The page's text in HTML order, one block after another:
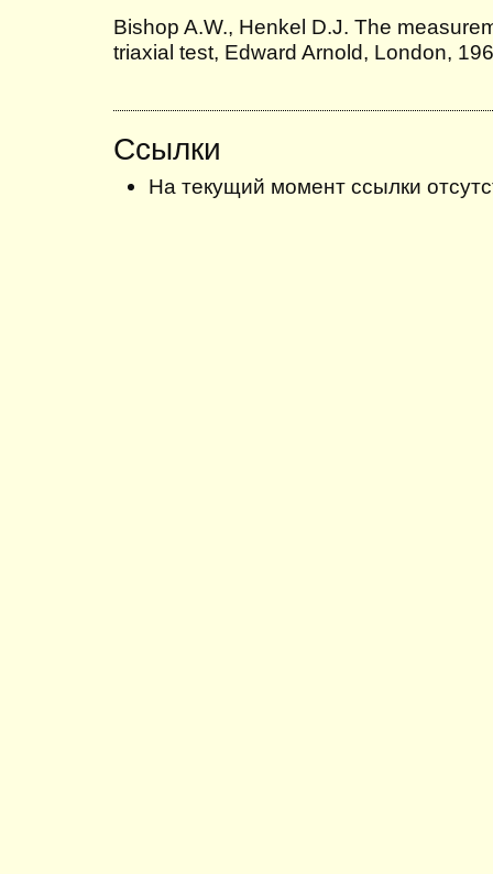
Bishop A.W., Henkel D.J. The
triaxial test, Edward Arnold, London,
Ссылки
На текущий момент ссылки